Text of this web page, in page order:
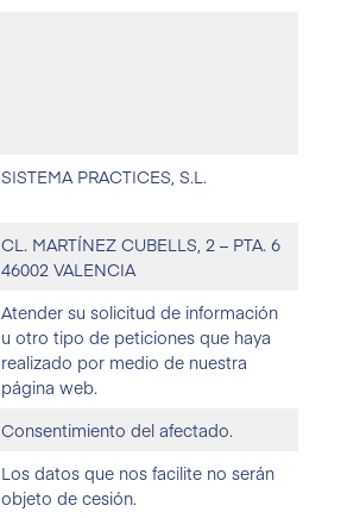
SISTEMA PRACTICES, S.L.
CL. MARTÍNEZ CUBELLS, 2 – PTA. 6
46002 VALENCIA
Atender su solicitud de información
u otro tipo de peticiones que haya
realizado por medio de nuestra
página web.
Consentimiento del afectado.
Los datos que nos facilite no serán
objeto de cesión.